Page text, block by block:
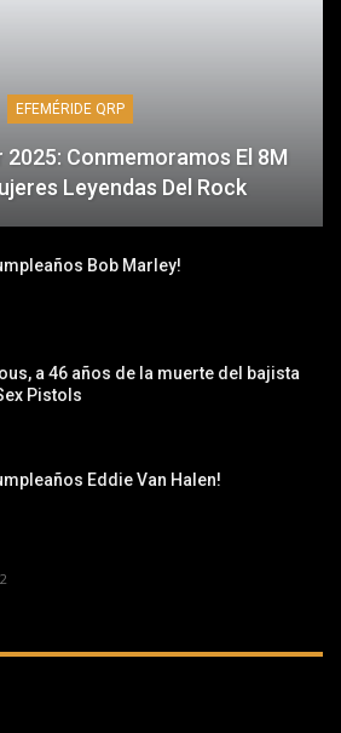
EFEMÉRIDE QRP
2025: Conmemoramos El 8M
Leyendas Del Rock
Bob Marley!
a 46 años de la muerte del bajista
Pistols
Eddie Van Halen!